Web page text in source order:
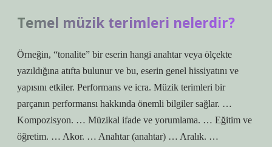
Temel müzik terimleri nelerdir?
Örneğin, “tonalite” bir eserin hangi anahtar veya ölçekte
yazıldığına atıfta bulunur ve bu, eserin genel hissiyatını ve
yapısını etkiler. Performans ve icra. Müzik terimleri bir
parçanın performansı hakkında önemli bilgiler sağlar. …
Kompozisyon. … Müzikal ifade ve yorumlama. … Eğitim ve
öğretim. … Akor. … Anahtar (anahtar) … Aralık. …